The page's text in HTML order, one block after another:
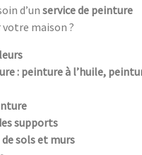
d’unservice de peinture
maison ?
: peinture à l’huile,
supports
sols et murs